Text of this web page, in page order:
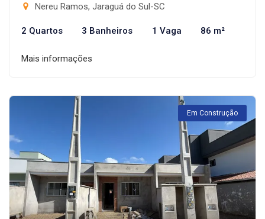
Nereu Ramos, Jaraguá do Sul-SC
2 Quartos 3 Banheiros 1 Vaga 86 m²
Mais informações
Em Construção